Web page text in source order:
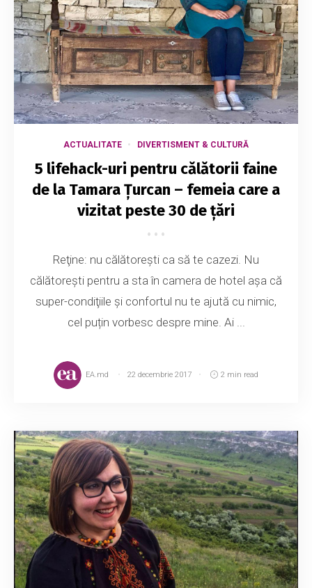
ACTUALITATE DIVERTISMENT & CULTURĂ
5 lifehack-uri pentru călătorii faine
de la Tamara Țurcan – femeia care a
vizitat peste 30 de țări
Reţine: nu călătoreşti ca să te cazezi. Nu
călătoreşti pentru a sta în camera de hotel aşa că
super-condiţiile şi confortul nu te ajută cu nimic,
cel puțin vorbesc despre mine. Ai ...
EA.md 22 decembrie 2017 2 min read